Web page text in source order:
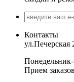
Контакты
ул.Печерская
Прием